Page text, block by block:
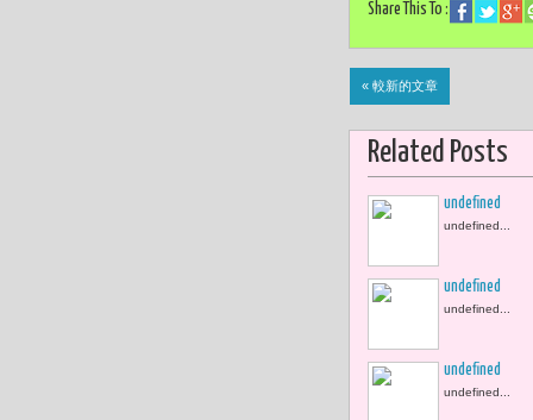
Share This To :
« 較新的文章
Related Posts
undefined
undefined...
undefined
undefined...
undefined
undefined...